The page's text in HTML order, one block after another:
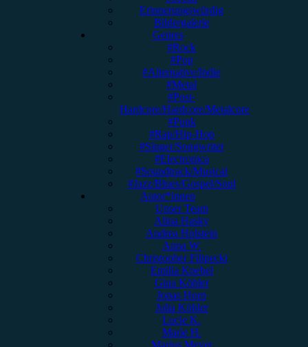
Erinnerungswürdig
Bildergalerie
Genres
#Rock
#Pop
#Alternative/Indie
#Metal
#Post-
Hardcore/Hardcore/Metalcore
#Punk
#Rap/Hip-Hop
#Singer/Songwriter
#Electronica
#Soundtrack/Musical
#Jazz/Blues/Gospel/Soul
Autor*innen
Unser Team
Alina Hasky
Andrea Holstein
Anna W.
Christopher Filipecki
Emilia Knebel
Gina Köhler
Jonas Horn
Julia Köhler
Lucie K.
Marie H.